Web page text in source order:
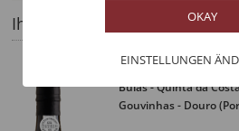
EINSTELLUNGEN
Ihre Auswahl im Detail
Fine Ruby
Bulas - Quinta da
Gouvinhas - Douro